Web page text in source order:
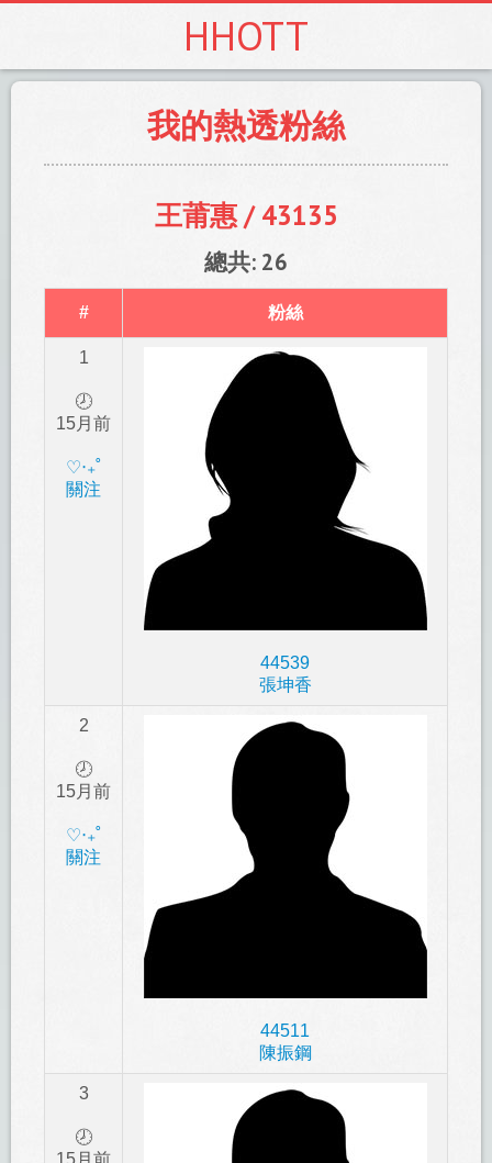
HHOTT
我的熱透粉絲
王莆惠 / 43135
總共: 26
# 粉絲
1
🕗
15月前
‎♡‧₊˚
關注
44539
張坤香
2
🕗
15月前
‎♡‧₊˚
關注
44511
陳振鋼
3
🕗
15月前